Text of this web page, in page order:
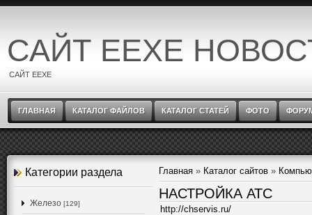
САЙТ EEXE
САЙТ EEXE
ГЛАВНАЯ КАТАЛОГ ФАЙЛОВ КАТАЛОГ СТАТЕЙ ФОТО
Категории раздела
Железо [129]
Главная » Каталог сайтов »
НАСТРОЙКА АТС
http://chservis.ru/